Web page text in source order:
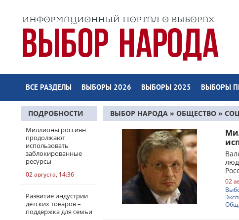
ВСЕ РАЗДЕЛЫ ВЫБОРЫ 2026 ВЫБОРЫ 2025 ВЫБОРЫ
ПОДРОБНОСТИ
Миллионы россиян
продолжают
использовать
заблокированные
ресурсы
02 августа, 14:36
Развитие индустрии
детских товаров –
поддержка для семьи
ВЫБОР НАРОДА » ОБЩЕСТВО »
02